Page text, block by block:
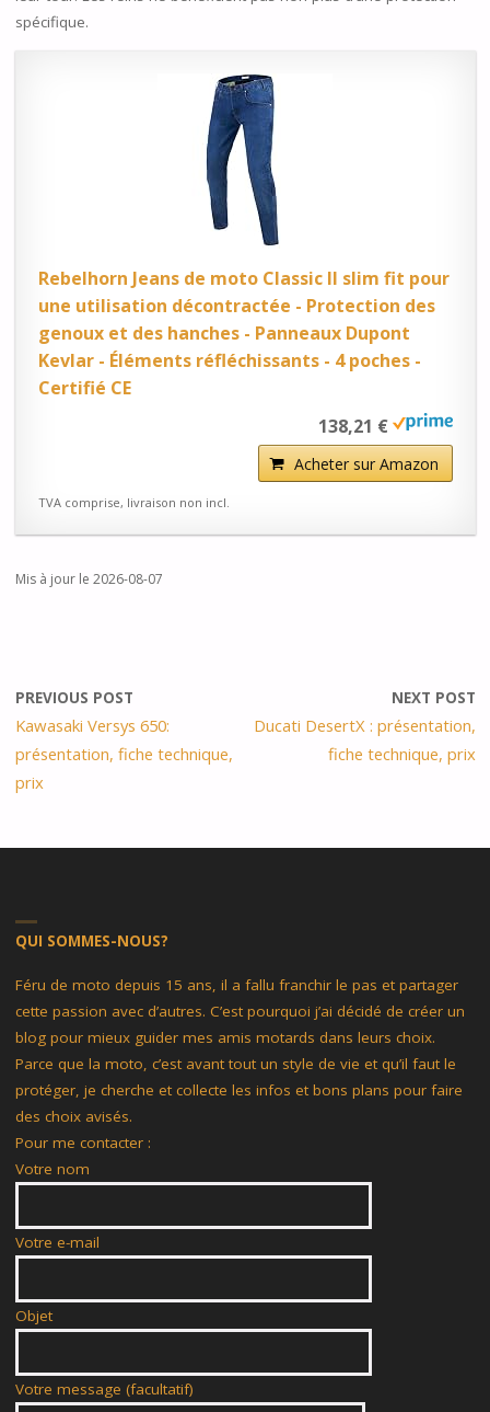
spécifique.
Rebelhorn Jeans de moto Classic II slim fit pour
une utilisation décontractée - Protection des
genoux et des hanches - Panneaux Dupont
Kevlar - Éléments réfléchissants - 4 poches -
Certifié CE
138,21 €
Acheter sur Amazon
TVA comprise, livraison non incl.
Mis à jour le 2026-08-07
PREVIOUS POST
Kawasaki Versys 650:
présentation, fiche technique,
prix
NEXT POST
Ducati DesertX : présentation,
fiche technique, prix
QUI SOMMES-NOUS?
Féru de moto depuis 15 ans, il a fallu franchir le pas et partager
cette passion avec d’autres. C’est pourquoi j’ai décidé de créer un
blog pour mieux guider mes amis motards dans leurs choix.
Parce que la moto, c’est avant tout un style de vie et qu’il faut le
protéger, je cherche et collecte les infos et bons plans pour faire
des choix avisés.
Pour me contacter :
Votre nom
Votre e-mail
Objet
Votre message (facultatif)